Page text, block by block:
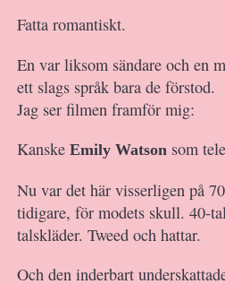
Fatta romantiskt.
En var liksom sändare och en
ett slags språk bara de förstod.
Jag ser filmen framför mig:
Kanske Emily Watson som
Nu var det här visserligen på
tidigare, för modets skull. 40-
talskläder. Tweed och hattar.
Och den inderbart